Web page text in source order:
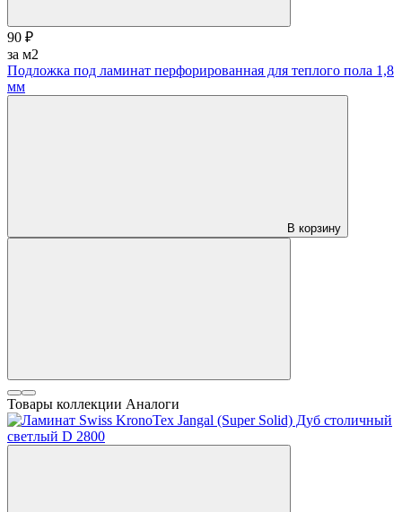
90 ₽
за м2
Подложка под ламинат перфорированная для теплого пола 1,8
мм
В корзину
Товары коллекции Аналоги